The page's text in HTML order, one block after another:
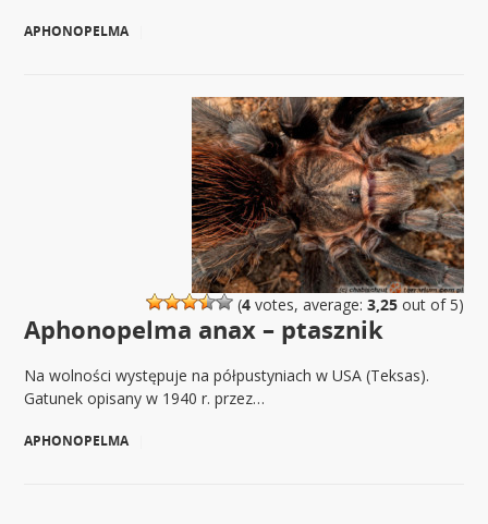
APHONOPELMA
(4votes, average: 3,25out of 5)
Aphonopelma anax – ptasznik
Na wolności występuje na półpustyniach w USA (Teksas).
Gatunek opisany w 1940 r. przez…
APHONOPELMA